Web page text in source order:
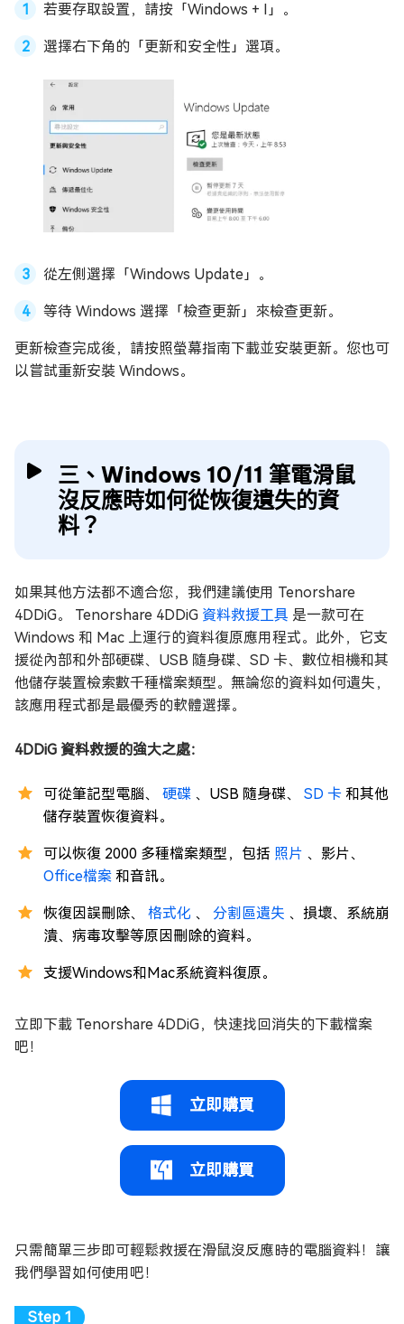
若要存取設置，請按「Windows + I」。
選擇右下角的「更新和安全性」選項。
從左側選擇「Windows Update」。
等待 Windows 選擇「檢查更新」來檢查更新。
更新檢查完成後，請按照螢幕指南下載並安裝更新。您也可
以嘗試重新安裝 Windows。
三、Windows 10/11 筆電滑鼠
沒反應時如何從恢復遺失的資
料？
如果其他方法都不適合您，我們建議使用 Tenorshare
4DDiG。 Tenorshare 4DDiG 資料救援工具 是一款可在
Windows 和 Mac 上運行的資料復原應用程式。此外，它支
援從內部和外部硬碟、USB 隨身碟、SD 卡、數位相機和其
他儲存裝置檢索數千種檔案類型。無論您的資料如何遺失，
該應用程式都是最優秀的軟體選擇。
4DDiG 資料救援的強大之處：
可從筆記型電腦、 硬碟 、USB 隨身碟、 SD 卡 和其他
儲存裝置恢復資料。
可以恢復 2000 多種檔案類型，包括 照片 、影片、
Office檔案 和音訊。
恢復因誤刪除、 格式化 、 分割區遺失 、損壞、系統崩
潰、病毒攻擊等原因刪除的資料。
支援Windows和Mac系統資料復原。
立即下載 Tenorshare 4DDiG，快速找回消失的下載檔案
吧！
立即購買
立即購買
只需簡單三步即可輕鬆救援在滑鼠沒反應時的電腦資料！讓
我們學習如何使用吧！